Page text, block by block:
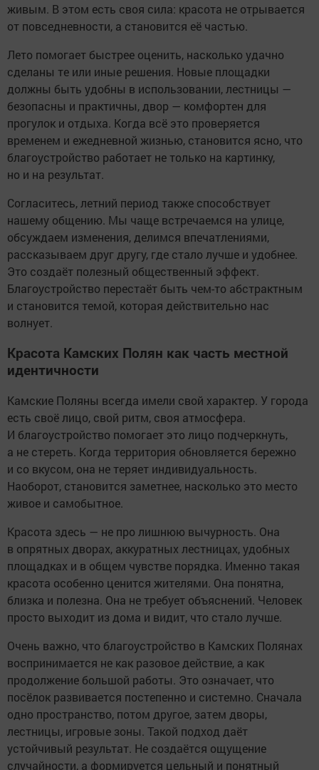
живым. В этом есть своя сила: красота не отрывается
от повседневности, а становится её частью.
Лето помогает быстрее оценить, насколько удачно
сделаны те или иные решения. Новые площадки
должны быть удобны в использовании, лестницы —
безопасны и практичны, двор — комфортен для
прогулок и отдыха. Когда всё это проверяется
временем и ежедневной жизнью, становится ясно, что
благоустройство работает не только на картинку,
но и на результат.
Согласитесь, летний период также способствует
нашему общению. Мы чаще встречаемся на улице,
обсуждаем изменения, делимся впечатлениями,
рассказываем друг другу, где стало лучше и удобнее.
Это создаёт полезный общественный эффект.
Благоустройство перестаёт быть чем-то абстрактным
и становится темой, которая действительно нас
волнует.
Красота Камских Полян как часть местной
идентичности
Камские Поляны всегда имели свой характер. У города
есть своё лицо, свой ритм, своя атмосфера.
И благоустройство помогает это лицо подчеркнуть,
а не стереть. Когда территория обновляется бережно
и со вкусом, она не теряет индивидуальность.
Наоборот, становится заметнее, насколько это место
живое и самобытное.
Красота здесь — не про лишнюю вычурность. Она
в опрятных дворах, аккуратных лестницах, удобных
площадках и в общем чувстве порядка. Именно такая
красота особенно ценится жителями. Она понятна,
близка и полезна. Она не требует объяснений. Человек
просто выходит из дома и видит, что стало лучше.
Очень важно, что благоустройство в Камских Полянах
воспринимается не как разовое действие, а как
продолжение большой работы. Это означает, что
посёлок развивается постепенно и системно. Сначала
одно пространство, потом другое, затем дворы,
лестницы, игровые зоны. Такой подход даёт
устойчивый результат. Не создаётся ощущение
случайности, а формируется цельный и понятный